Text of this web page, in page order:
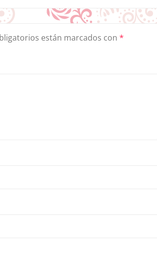
están marcados con *